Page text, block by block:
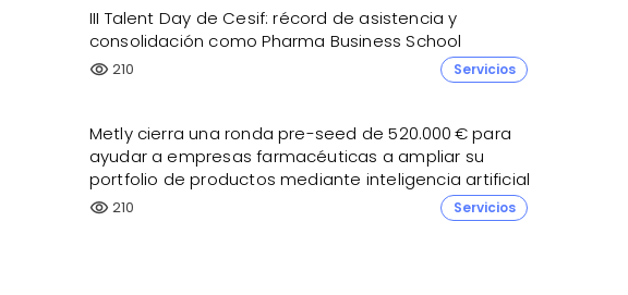
III Talent Day de Cesif: récord de asistencia y
consolidación como Pharma Business School
visibility 210 Servicios
Metly cierra una ronda pre-seed de 520.000 € para
ayudar a empresas farmacéuticas a ampliar su
portfolio de productos mediante inteligencia artificial
visibility 210 Servicios